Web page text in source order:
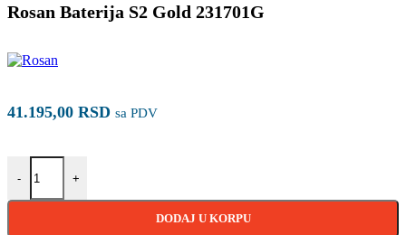
Rosan Baterija S2 Gold 231701G
41.195,00 RSD sa PDV
-
Rosan Baterija S2 Gold 231701G količina
+
DODAJ U KORPU